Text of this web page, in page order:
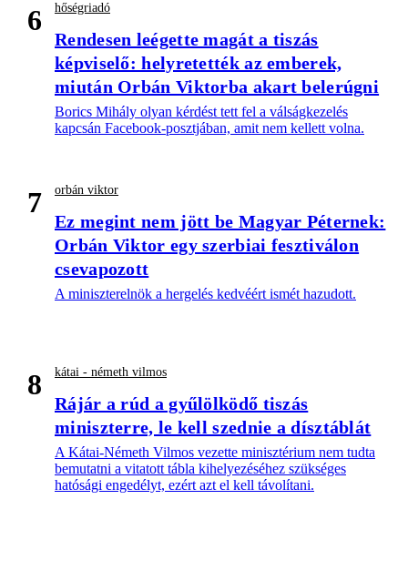
6 hőségriadó
Rendesen leégette magát a tiszás
képviselő: helyretették az emberek,
miután Orbán Viktorba akart belerúgni
Borics Mihály olyan kérdést tett fel a válságkezelés
kapcsán Facebook-posztjában, amit nem kellett volna.
7 orbán viktor
Ez megint nem jött be Magyar Péternek:
Orbán Viktor egy szerbiai fesztiválon
csevapozott
A miniszterelnök a hergelés kedvéért ismét hazudott.
8 kátai - németh vilmos
Rájár a rúd a gyűlölködő tiszás
miniszterre, le kell szednie a dísztáblát
A Kátai-Németh Vilmos vezette minisztérium nem tudta
bemutatni a vitatott tábla kihelyezéséhez szükséges
hatósági engedélyt, ezért azt el kell távolítani.